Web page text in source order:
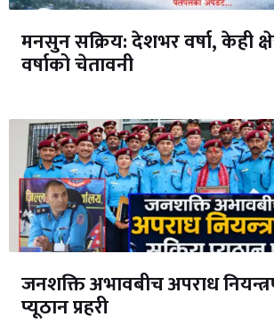
मनसुन सक्रिय: देशभर वर्षा, केही
वर्षाको चेतावनी
जनशक्ति अभावबीच अपराध
प्यूठान प्रहरी